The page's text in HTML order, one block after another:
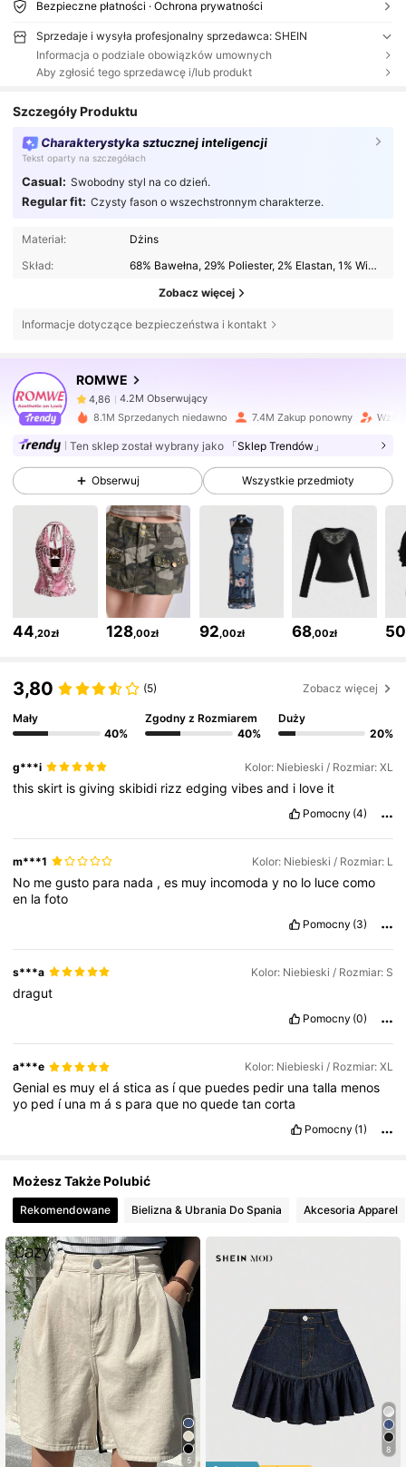
Bezpieczne płatności · Ochrona prywatności
Sprzedaje i wysyła profesjonalny sprzedawca: SHEIN
Informacja o podziale obowiązków umownych
Aby zgłosić tego sprzedawcę i/lub produkt
Szczegóły Produktu
Charakterystyka sztucznej inteligencji
Tekst oparty na szczegółach
Casual: Swobodny styl na co dzień.
Regular fit: Czysty fason o wszechstronnym charakterze.
Materiał:
Dżins
Skład:
68% Bawełna, 29% Poliester, 2% Elastan, 1% Wiskoza
Zobacz więcej
Informacje dotyczące bezpieczeństwa i kontakt
ROMWE
4,86 4.2M Obserwujący
4,86 4.2M Obserwujący
4.2M Obserwujący
4,86 4.2M Obserwujący
4,86
4,86 4.2M Obserwujący
8.1M Sprzedanych niedawno 7.4M Zakup ponowny
Ten sklep został wybrany jako 「Sklep Trendów」
Obserwuj Wszystkie przedmioty
44 ,20zł 128 ,00zł 92 ,00zł 68 ,00zł 50
3,80 (5) Zobacz więcej
Mały
40%
Zgodny z Rozmiarem
40%
Duży
20%
g***i Kolor: Niebieski / Rozmiar: XL
thisskirt isgivingskibidi rizzedgingvibesand i love it
Pomocny (4)
m***1 Kolor: Niebieski / Rozmiar: L
No megusto para nada ,es muy incomoday no lo lucecomo
en lafoto
Pomocny (3)
s***a Kolor: Niebieski / Rozmiar: S
dragut
Pomocny (0)
a***e Kolor: Niebieski / Rozmiar: XL
Geniales muyelásticaas íque puedes pedir unatalla menos
yo ped í una más paraque noquedetancorta
Pomocny (1)
Możesz Także Polubić
Rekomendowane Bielizna & Ubrania Do Spania Akcesoria Apparel
5
8